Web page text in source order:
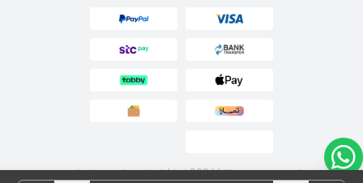
الحقوق محفوظة | 2026 لارا | فساتين السهرة اونلاين